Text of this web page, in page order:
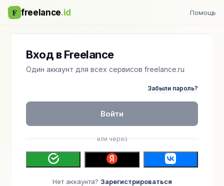
F freelance.id Помощь
Вход в Freelance
Один аккаунт для всех сервисов freelance.ru
Забыли пароль?
Войти
или через
Нет аккаунта? Зарегистрироваться